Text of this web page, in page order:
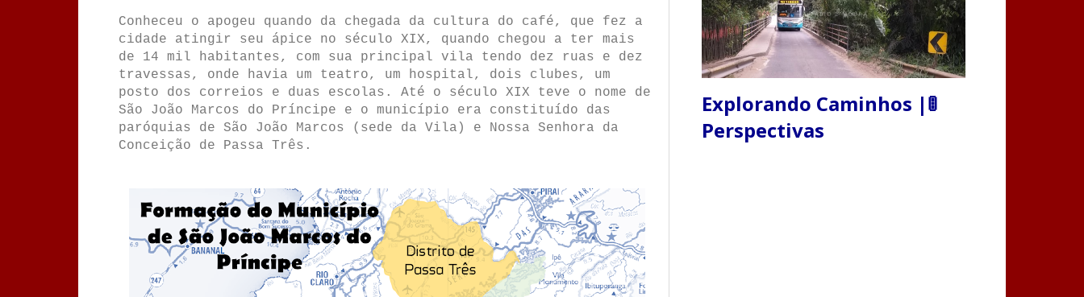
Conheceu o apogeu quando da chegada da cultura do café, que fez a
cidade atingir seu ápice no século XIX, quando chegou a ter mais
de 14 mil habitantes, com sua principal vila tendo dez ruas e dez
travessas, onde havia um teatro, um hospital, dois clubes, um
posto dos correios e duas escolas. Até o século XIX teve o nome de
São João Marcos do Príncipe e o município era constituído das
paróquias de São João Marcos (sede da Vila) e Nossa Senhora da
Conceição de Passa Três.
Explorando Caminhos |🚦
Perspectivas